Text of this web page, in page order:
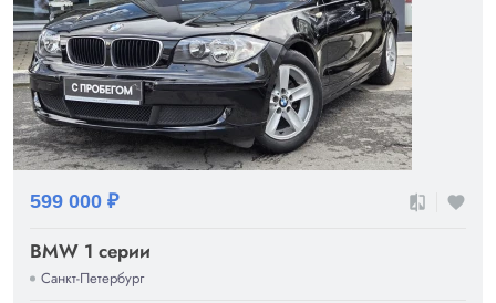
599 000 ₽ compare favorite
BMW 1 серии
Санкт-Петербург